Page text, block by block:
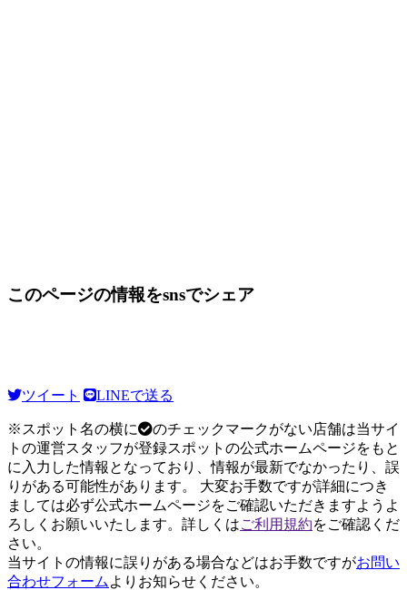
このページの情報をsnsでシェア
ツイート LINEで送る
※スポット名の横に
のチェックマークがない店舗は当サイ
トの運営スタッフが登録スポットの公式ホームページをもと
に入力した情報となっており、情報が最新でなかったり、誤
りがある可能性があります。 大変お手数ですが詳細につき
ましては必ず公式ホームページをご確認いただきますようよ
ろしくお願いいたします。詳しくはご利用規約をご確認くだ
さい。
当サイトの情報に誤りがある場合などはお手数ですがお問い
合わせフォーム よりお知らせください。